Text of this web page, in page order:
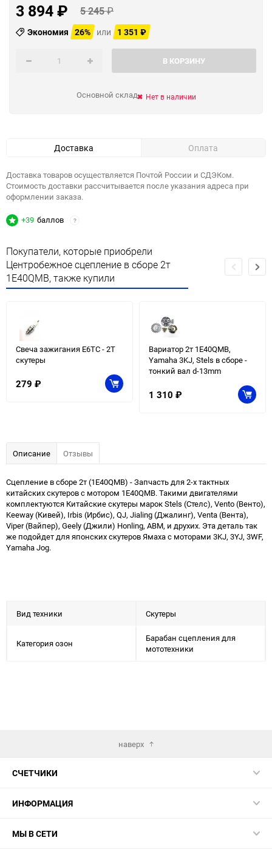
3 894₽ 5 245₽
Экономия 26% или 1 351 ₽
В КОРЗИНУ
Основной склад Нет в наличии
Доставка Оплата
Доставка товаров осуществляется Почтой России и СДЭКом.
Стоимость доставки рассчитывается после указания адреса при
оформлении заказа.
+39 баллов ?
Покупатели, которые приобрели
Центробежное сцепление в сборе 2т
1E40QMB, также купили
Свеча зажигания E6TC - 2Т
скутеры
279 ₽
Вариатор 2т 1E40QMB,
Yamaha 3KJ, Stels в сборе -
тонкий вал d-13mm
1 310 ₽
Описание Отзывы
Сцепление в сборе 2т (1E40QMB) - Запчасть для 2-х тактных
китайских скутеров с мотором 1E40QMB. Такими двигателями
комплектуются Китайские скутеры марок Stels (Стелс), Vento (Венто),
Keeway (Кивей), Irbis (Ирбис), QJ, Jialing (Джалинг), Venta (Вента),
Viper (Вайпер), Geely (Джили) Honling, ABM, и друхих. Эта деталь так
же подойдет для японских скутеров Ямаха с моторами 3KJ, 3YJ, 3WF,
Yamaha Jog.
Вид техники Скутеры
Категория озон
Барабан сцепления для
мототехники
наверх
СЧЕТЧИКИ
ИНФОРМАЦИЯ
МЫ В СЕТИ